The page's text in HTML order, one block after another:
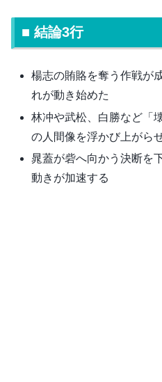
■ 結論3行
楊志の賄賂を奪う作戦が
れが動き始めた
林冲や武松、白勝など「
の人間像を浮かび上がら
晁蓋が砦へ向かう決断を
動きが加速する